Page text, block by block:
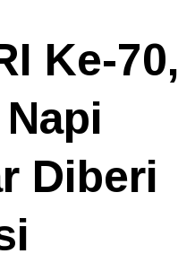
Ke-70,
Diberi